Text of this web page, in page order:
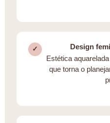
✓
Design
Estética
que torna o